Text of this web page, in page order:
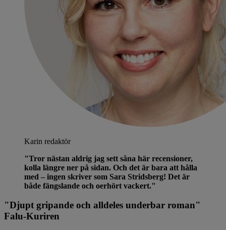
Karin redaktör
"Tror nästan aldrig jag sett såna här recensioner,
kolla längre ner på sidan. Och det är bara att hålla
med – ingen skriver som Sara Stridsberg! Det är
både fängslande och oerhört vackert."
"Djupt gripande och alldeles underbar roman"
Falu-Kuriren